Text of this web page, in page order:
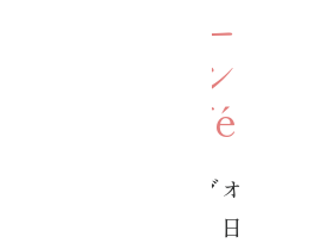
コアチュー
ニングオン
ラインcafé
コアチューニングオ
ンラインcaféは、日